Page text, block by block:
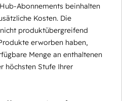
Abonnements beinhalten
Kosten. Die
produktübergreifend
erworben haben,
Menge an enthaltenen
höchsten Stufe Ihrer